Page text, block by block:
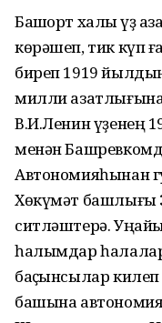
Башҡорт халҡы үҙ
көрәшеп, тик күп
биреп 1919
милли
В.И.Ленин үҙенең
менән
Автономияһынан
Хөкүмәт башлығы
ситләштерә.
һалымдар һалалар.
баҫҡынсылар
башына